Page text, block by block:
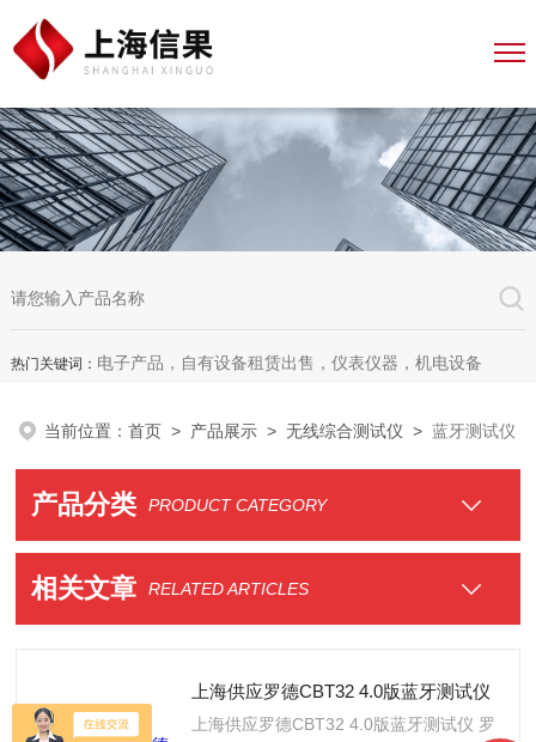
热门关键词： 电子产品，自有设备租赁出售，仪表仪器，机电设备
当前位置：首页 > 产品展示 >无线综合测试仪 >蓝牙测试仪
产品分类 PRODUCT CATEGORY
相关文章 RELATED ARTICLES
上海供应罗德CBT32 4.0版蓝牙测试仪
上海供应罗德CBT32 4.0版蓝牙测试仪 罗